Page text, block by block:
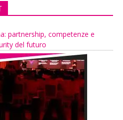
partnership, competenze e
del futuro